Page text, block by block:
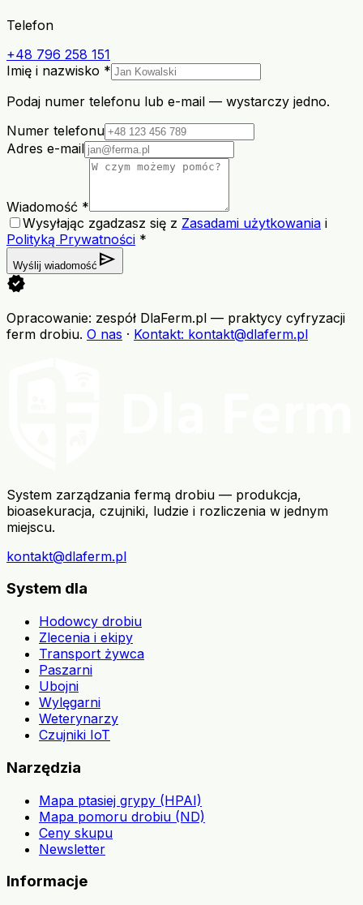
Telefon
+48 796 258 151
Imię i nazwisko *
Podaj numer telefonu lub e-mail — wystarczy jedno.
Numer telefonu
Adres e-mail
Wiadomość *
Wysyłając zgadzasz się z Zasadami użytkowania i
Polityką Prywatności *
Wyślij wiadomość send
verified
Opracowanie: zespół DlaFerm.pl — praktycy cyfryzacji
ferm drobiu. O nas · Kontakt: kontakt@dlaferm.pl
System zarządzania fermą drobiu — produkcja,
bioasekuracja, czujniki, ludzie i rozliczenia w jednym
miejscu.
kontakt@dlaferm.pl
System dla
Hodowcy drobiu
Zlecenia i ekipy
Transport żywca
Paszarni
Ubojni
Wylęgarni
Weterynarzy
Czujniki IoT
Narzędzia
Mapa ptasiej grypy (HPAI)
Mapa pomoru drobiu (ND)
Ceny skupu
Newsletter
Informacje